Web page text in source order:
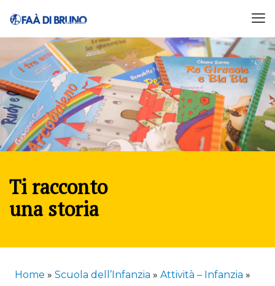
Ti racconto
una storia
Home » Scuola dell’Infanzia » Attività – Infanzia »